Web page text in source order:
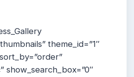
theme_id=”1″
show_search_box=”0″